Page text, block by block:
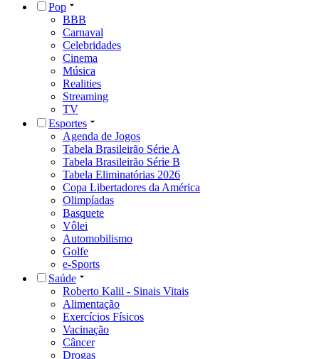
Pop
BBB
Carnaval
Celebridades
Cinema
Música
Realities
Streaming
TV
Esportes
Agenda de Jogos
Tabela Brasileirão Série A
Tabela Brasileirão Série B
Tabela Eliminatórias 2026
Copa Libertadores da América
Olimpíadas
Basquete
Vôlei
Automobilismo
Golfe
e-Sports
Saúde
Roberto Kalil - Sinais Vitais
Alimentação
Exercícios Físicos
Vacinação
Câncer
Drogas